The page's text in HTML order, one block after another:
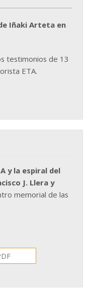
Iñaki Arteta en
testimonios de 13
ETA.
y la espiral del
J. Llera y
memorial de las